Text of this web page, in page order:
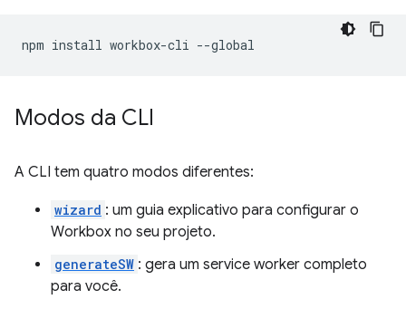
npm install workbox-cli
Modos da CLI
A CLI tem quatro modos diferentes:
wizard : um guia explicativo para configurar o
Workbox no seu projeto.
generateSW : gera um service worker completo
para você.